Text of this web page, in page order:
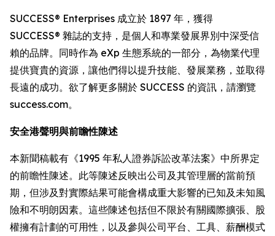
SUCCESS® Enterprises 成立於 1897 年，獲得
SUCCESS® 雜誌的支持，是個人和專業發展界別中深受信
賴的品牌。同時作為 eXp 生態系統的一部分，為物業代理
提供寶貴的資源，讓他們得以提升技能、發展業務，並取得
長遠的成功。欲了解更多關於 SUCCESS 的資訊，請瀏覽
success.com。
安全港聲明與前瞻性陳述
本新聞稿載有《1995 年私人證券訴訟改革法案》中所界定
的前瞻性陳述。此等陳述反映出公司及其管理層的當前預
期，但涉及對實際結果可能會構成重大影響的已知及未知風
險和不明朗因素。這些陳述包括但不限於有關國際擴張、股
權擁有計劃的可用性，以及參與公司平台、工具、薪酬模式